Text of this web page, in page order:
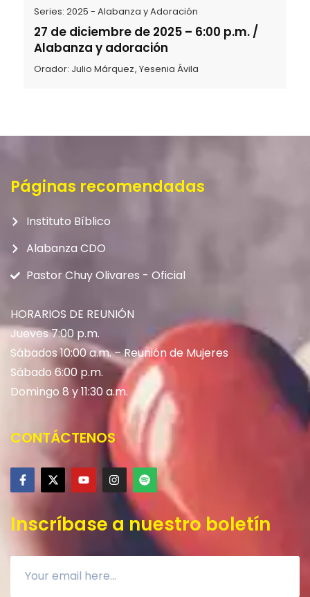
Series:2025 - Alabanza y Adoración
27 de diciembre de 2025 – 6:00 p.m. /
Alabanza y adoración
Orador: Julio Márquez,Yesenia Ávila
Páginas recomendadas
Instituto Bíblico
Alabanza CDO
Pastor Chuy Olivares - Oficial
HORARIOS DE REUNIÓN
Jueves 7:00 p.m.
Sábados 10:00 a.m. – Reunión de Mujeres
Sábado 6:00 p.m.
Domingo 8 y 11:30 a.m.
CONTÁCTENOS
Inscríbase a nuestro boletín